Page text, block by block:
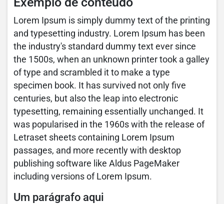
Lorem Ipsum is simply dummy text of the printing
and typesetting industry. Lorem Ipsum has been
the industry's standard dummy text ever since
the 1500s, when an unknown printer took a galley
of type and scrambled it to make a type
specimen book. It has survived not only five
centuries, but also the leap into electronic
typesetting, remaining essentially unchanged. It
was popularised in the 1960s with the release of
Letraset sheets containing Lorem Ipsum
passages, and more recently with desktop
publishing software like Aldus PageMaker
including versions of Lorem Ipsum.
Um parágrafo aqui